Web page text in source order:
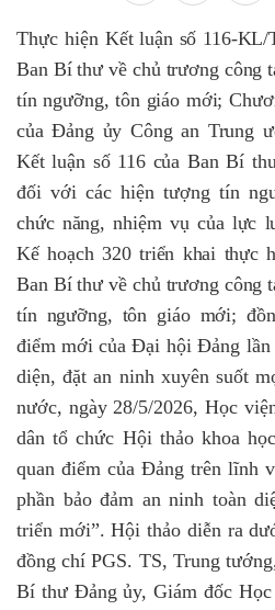
Thực hiện Kết luận số 116-KL/
Ban Bí thư về chủ trương công
tín ngưỡng, tôn giáo mới;
của Đảng ủy Công an Trung
Kết luận số 116 của Ban Bí
đối với các hiện tượng tín
chức năng, nhiệm vụ của lực
Kế hoạch 320 triển khai thực
Ban Bí thư về chủ trương công
tín ngưỡng, tôn giáo mới;
điểm mới của Đại hội Đảng lần
diện, đặt an ninh xuyên suốt
nước, ngày 28/5/2026, Học
dân tổ chức Hội thảo khoa
quan điểm của Đảng trên lĩnh
phần bảo đảm an ninh toàn
triển mới”. Hội thảo diễn ra
đồng chí PGS. TS, Trung
Bí thư Đảng ủy, Giám đốc